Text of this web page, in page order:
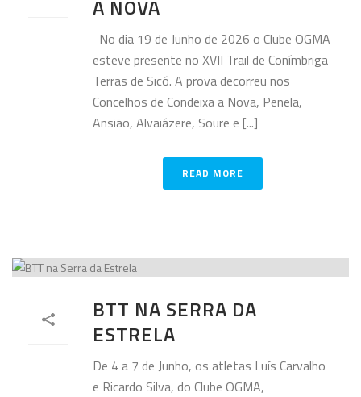
A NOVA
No dia 19 de Junho de 2026 o Clube OGMA
esteve presente no XVII Trail de Conímbriga
Terras de Sicó. A prova decorreu nos
Concelhos de Condeixa a Nova, Penela,
Ansião, Alvaiázere, Soure e [...]
READ MORE
BTT NA SERRA DA
ESTRELA
De 4 a 7 de Junho, os atletas Luís Carvalho
e Ricardo Silva, do Clube OGMA,